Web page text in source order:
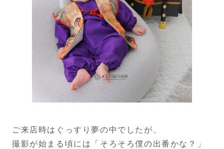
ご来店時はぐっすり夢の中でしたが、
撮影が始まる頃には「そろそろ僕の出番かな？」